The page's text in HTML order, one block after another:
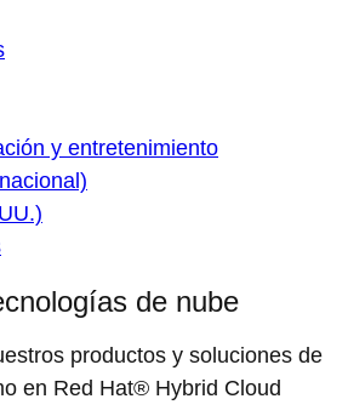
y entretenimiento
de nube
productos y soluciones de
en Red Hat® Hybrid Cloud